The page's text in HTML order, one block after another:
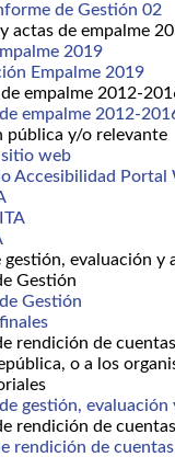
de Gestión 02
actas de empalme
2019
Empalme 2019
empalme 2012-
empalme 2012-
pública y/o relevante
web
Accesibilidad Portal
gestión, evaluación y
Gestión
Gestión
rendición de
o a los
gestión,
rendición de
rendición de